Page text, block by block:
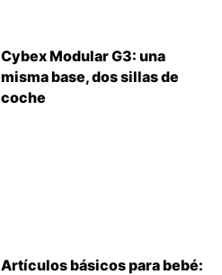
Cybex Modular G3: una
misma base, dos sillas de
coche
Artículos básicos para bebé: